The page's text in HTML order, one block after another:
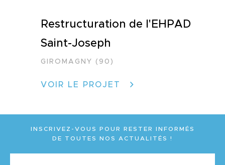
Restructuration de l'EHPAD
Saint-Joseph
GIROMAGNY (90)
VOIR LE PROJET
INSCRIVEZ-VOUS POUR RESTER INFORMÉS
DE TOUTES NOS ACTUALITÉS !